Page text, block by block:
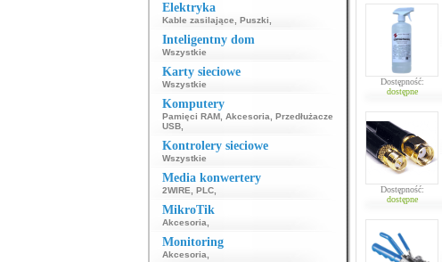
Elektryka
Kable zasilające Puszki
Inteligentny dom
Wszystkie
Karty sieciowe
Wszystkie
Komputery
Pamięci RAM, Akcesoria
Przedłużacze
USB,
Kontrolery sieciowe
Wszystkie
Media konwertery
2WIRE PLC,
MikroTik
Akcesoria
Monitoring
Akcesoria
Dostępność:
dostępne
Dostępność:
dostępne